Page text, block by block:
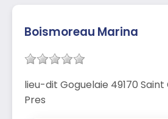
Boismoreau Marina
lieu-dit Goguelaie 49170
Pres